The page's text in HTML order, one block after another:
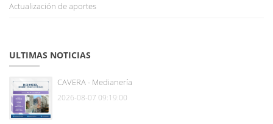
Actualización de aportes
ULTIMAS NOTICIAS
CAVERA - Medianería
2026-08-07 09:19:00